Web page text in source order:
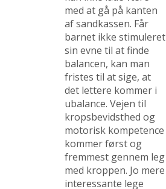
med at gå på kanten
af sandkassen. Får
barnet ikke stimuleret
sin evne til at finde
balancen, kan man
fristes til at sige, at
det lettere kommer i
ubalance. Vejen til
kropsbevidsthed og
motorisk kompetence
kommer først og
fremmest gennem leg
med kroppen. Jo mere
interessante lege